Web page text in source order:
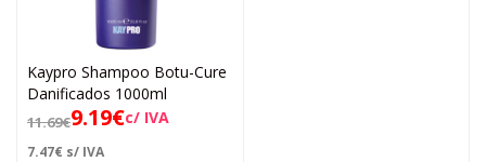
Kaypro Shampoo Botu-Cure
Danificados 1000ml
11.69€9.19€c/ IVA
7.47€ s/ IVA